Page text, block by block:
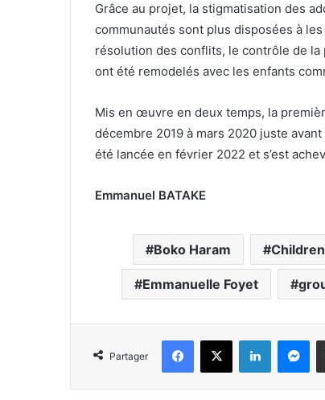
Grâce au projet, la stigmatisation des
communautés sont plus disposées à
résolution des conflits, le contrôle de
ont été remodelés avec les enfants
Mis en œuvre en deux temps, la
décembre 2019 à mars 2020 juste
été lancée en février 2022 et s’est
Emmanuel BATAKE
Boko Haram
Emmanuelle Foyet
Partager